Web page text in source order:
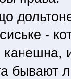
-
бывают